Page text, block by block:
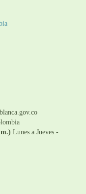
Lunes a Jueves -